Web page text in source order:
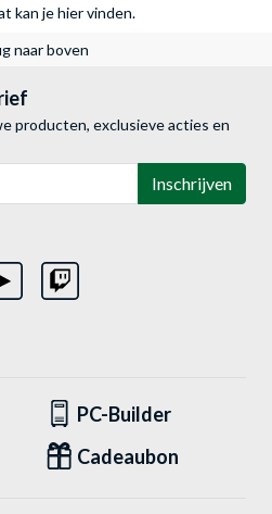
kan je hier vinden.
naar boven
producten, exclusieve acties en
Inschrijven
PC-Builder
Cadeaubon